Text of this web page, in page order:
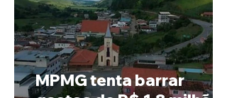
MPMG tenta barrar